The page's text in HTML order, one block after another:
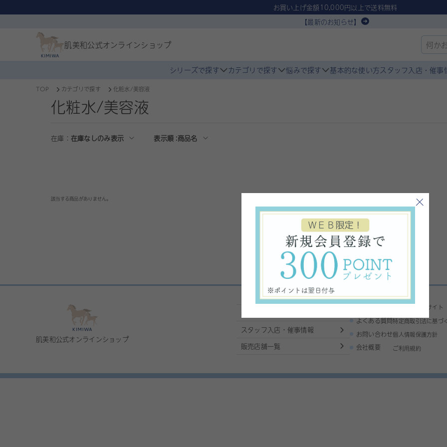
お買い上げ金額10,000円以上で送料無料
【最新のお知らせ】
肌美和公式オンラインショップ
シリーズで探す カテゴリで探す 悩みで探す 基本的な使い方スタッフ入店・催事
TOP カテゴリで探す 化粧水/美容液
化粧水/美容液
在庫： 在庫なしのみ表示 表示順 :商品名
該当する商品がありません。
肌美和公式オンラインショップ
スタッフ入店・催事情報
販売店舗一覧
よくある質問
お問い合わせ
会社概要
コーポレートサイト
特定商取引法に基づ
個人情報保護方針
ご利用規約